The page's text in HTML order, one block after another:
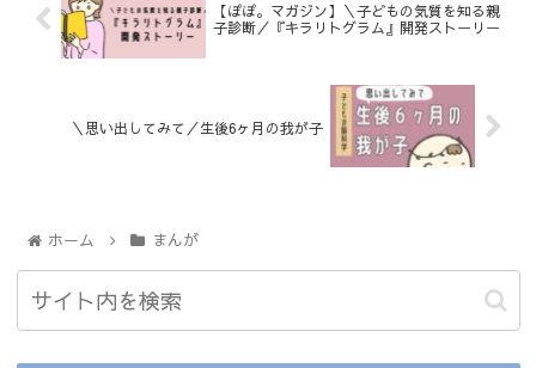
【ぽぽ。マガジン】＼子どもの気質を知る親
子診断／『キラリトグラム』開発ストーリー
＼思い出してみて／生後6ヶ月の我が子
ホーム まんが